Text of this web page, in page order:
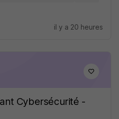
il y a 20 heures
Cybersécurité -